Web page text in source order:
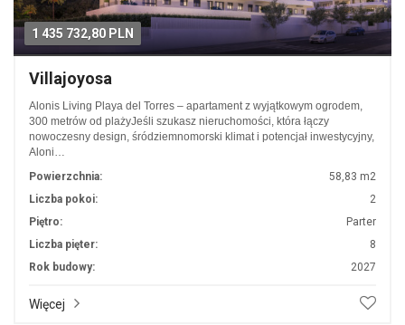
1 435 732,80 PLN
Villajoyosa
Alonis Living Playa del Torres – apartament z wyjątkowym ogrodem,
300 metrów od plażyJeśli szukasz nieruchomości, która łączy
nowoczesny design, śródziemnomorski klimat i potencjał inwestycyjny,
Aloni…
Powierzchnia:
58,83 m2
Liczba pokoi:
2
Piętro:
Parter
Liczba pięter:
8
Rok budowy:
2027
Więcej